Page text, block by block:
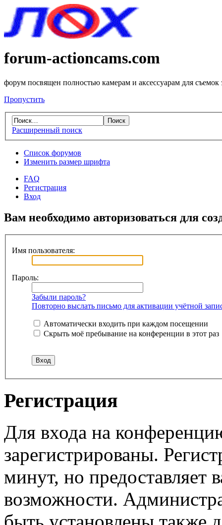
forum-actioncams.com
форум посвящен полностью камерам и аксессуарам для съемок
Пропустить
Расширенный поиск
Список форумов
Изменить размер шрифта
FAQ
Регистрация
Вход
Вам необходимо авторизоваться для
Имя пользователя:
Пароль:
Забыли пароль?
Повторно выслать письмо для активации учётной
Автоматически входить при каждом посещении
Скрыть моё пребывание на конференции в этот раз
Регистрация
Для входа на
зарегистрированы.
минут, но предоставляет
возможности.